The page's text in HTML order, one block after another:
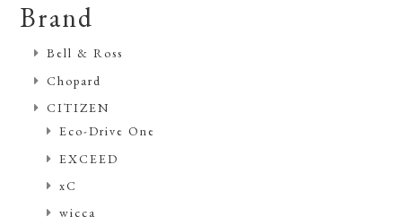
Brand
Bell & Ross
Chopard
CITIZEN
Eco-Drive One
EXCEED
xC
wicca